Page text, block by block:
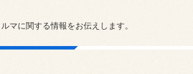
マに関する情報をお伝えします。